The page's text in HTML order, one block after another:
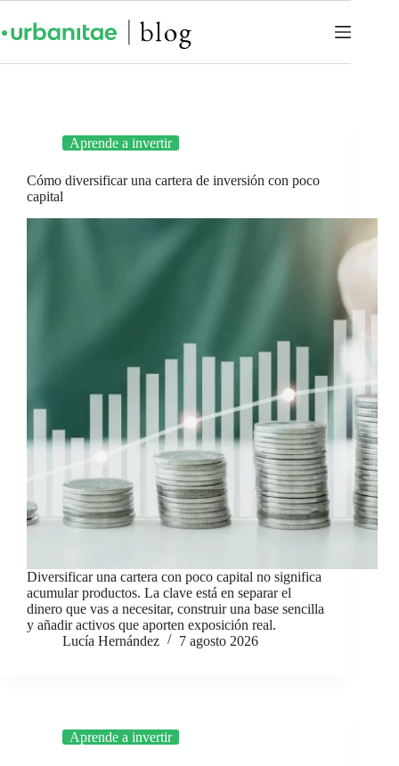
Aprende a invertir
Cómo diversificar una cartera de inversión con poco
capital
Diversificar una cartera con poco capital no significa
acumular productos. La clave está en separar el
dinero que vas a necesitar, construir una base sencilla
y añadir activos que aporten exposición real.
Lucía Hernández
7 agosto 2026
Aprende a invertir